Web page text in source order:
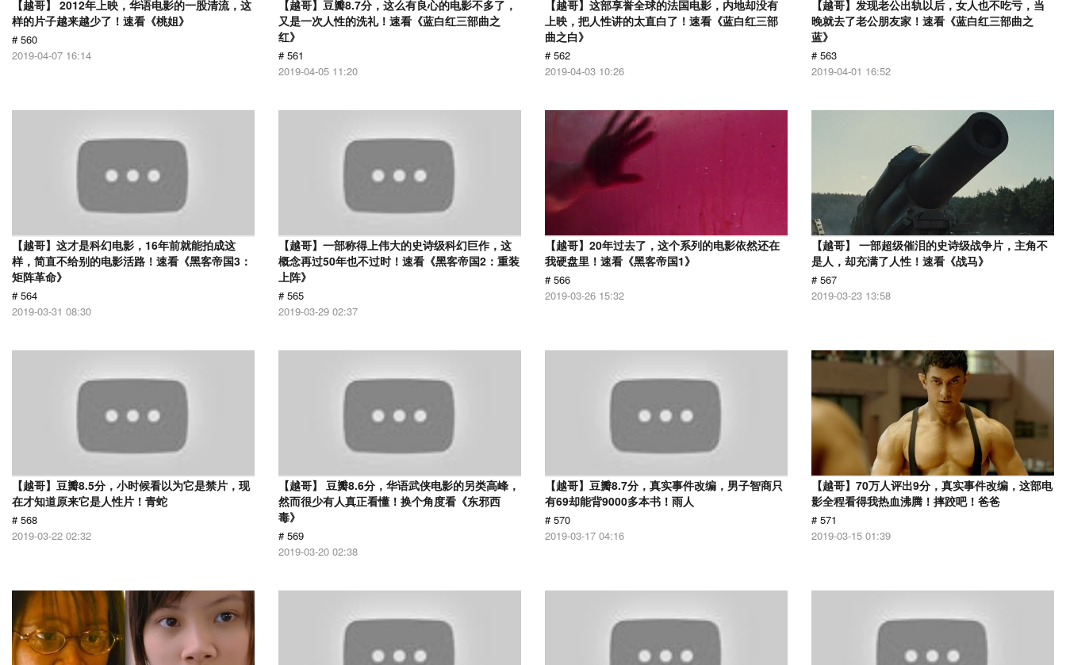
【越哥】 2012年上映，华语电影的一股清流，这
样的片子越来越少了！速看《桃姐》
# 560
2019-04-07 16:14
【越哥】豆瓣8.7分，这么有良心的电影不多了，
又是一次人性的洗礼！速看《蓝白红三部曲之
红》
# 561
2019-04-05 11:20
【越哥】这部享誉全球的法国电影，内地却没有
上映，把人性讲的太直白了！速看《蓝白红三部
曲之白》
# 562
2019-04-03 10:26
【越哥】发现老公出轨以后，女人也不吃亏，当
晚就去了老公朋友家！速看《蓝白红三部曲之
蓝》
# 563
2019-04-01 16:52
【越哥】这才是科幻电影，16年前就能拍成这
样，简直不给别的电影活路！速看《黑客帝国3：
矩阵革命》
# 564
2019-03-31 08:30
【越哥】一部称得上伟大的史诗级科幻巨作，这
概念再过50年也不过时！速看《黑客帝国2：重装
上阵》
# 565
2019-03-29 02:37
【越哥】20年过去了，这个系列的电影依然还在
我硬盘里！速看《黑客帝国1》
# 566
2019-03-26 15:32
【越哥】 一部超级催泪的史诗级战争片，主角不
是人，却充满了人性！速看《战马》
# 567
2019-03-23 13:58
【越哥】豆瓣8.5分，小时候看以为它是禁片，现
在才知道原来它是人性片！青蛇
# 568
2019-03-22 02:32
【越哥】 豆瓣8.6分，华语武侠电影的另类高峰，
然而很少有人真正看懂！换个角度看《东邪西
毒》
# 569
2019-03-20 02:38
【越哥】豆瓣8.7分，真实事件改编，男子智商只
有69却能背9000多本书！雨人
# 570
2019-03-17 04:16
【越哥】70万人评出9分，真实事件改编，这部电
影全程看得我热血沸腾！摔跤吧！爸爸
# 571
2019-03-15 01:39